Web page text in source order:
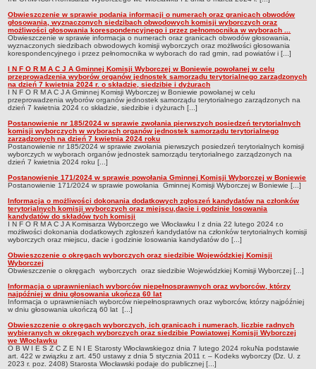
Rejestry i ewidencje
Rejestr działalności regulowanej
Ewidencja udzielonych i cofniętych zezwoleń na prowadzenie
Zbiorowego Zaopatrzenia w Wodę i Zbiorowego Odprowadzania
Ścieków
Rejestr Instytucji Kultury
Zestawienie przedsiębiorców w zakresie opróżniania zbiorników
bezodpływowych lub osadników
AKTUALNOŚCI GMINY BONIEWO
FINANSE GMINY
Majątek gminy
Budżet
sprawozdania z wykonania budżetu
Plan postępowań na 2026 rok
Plan postępowań o udzielenie zamówień na rok 2025
Plan postępowań na rok 2024
Plan postępowań o udzielenie zamówień na rok 2023
Plan postępowań o udzielenie zamówień na rok 2022
Plan postępowań w 2021 roku
Plan postępowań o udzielenie zamówień w 2020 roku
Plan postępowań o udzielenie zamówień na 2019
Obwieszczenie w sprawie podania informacji o numerach oraz granicach obwodów
głosowania, wyznaczonych siedzibach obwodowych komisji wyborczych oraz
możliwości głosowania korespondencyjnego i przez pełnomocnika w wyborach ...
Obwieszczenie w sprawie informacja o numerach oraz granicach obwodów głosowania,
wyznaczonych siedzibach obwodowych komisji wyborczych oraz możliwości głosowania
korespondencyjnego i przez pełnomocnika w wyborach do rad gmin, rad powiatów i [...]
I N F O R M A C J A Gminnej Komisji Wyborczej w Boniewie powołanej w celu
przeprowadzenia wyborów organów jednostek samorządu terytorialnego zarządzonych
na dzień 7 kwietnia 2024 r. o składzie, siedzibie i dyżurach
I N F O R M A C J A Gminnej Komisji Wyborczej w Boniewie powołanej w celu
przeprowadzenia wyborów organów jednostek samorządu terytorialnego zarządzonych na
dzień 7 kwietnia 2024 r.o składzie, siedzibie i dyżurach [...]
Postanowienie nr 185/2024 w sprawie zwołania pierwszych posiedzeń terytorialnych
komisji wyborczych w wyborach organów jednostek samorządu terytorialnego
zarządzonych na dzień 7 kwietnia 2024 roku
Postanowienie nr 185/2024 w sprawie zwołania pierwszych posiedzeń terytorialnych komisji
wyborczych w wyborach organów jednostek samorządu terytorialnego zarządzonych na
dzień 7 kwietnia 2024 roku [...]
Postanowienie 171/2024 w sprawie powołania Gminnej Komisji Wyborczej w Boniewie
Postanowienie 171/2024 w sprawie powołania Gminnej Komisji Wyborczej w Boniewie [...]
Informacja o możliwości dokonania dodatkowych zgłoszeń kandydatów na członków
terytorialnych komisji wyborczych oraz miejscu,dacie i godzinie losowania
kandydatów do składów tych komisji
I N F O R M A C J A Komisarza Wyborczego we Włocławku I z dnia 22 lutego 2024 r.o
możliwości dokonania dodatkowych zgłoszeń kandydatów na członków terytorialnych komisji
wyborczych oraz miejscu, dacie i godzinie losowania kandydatów do [...]
Obwieszczenie o okręgach wyborczych oraz siedzibie Wojewódzkiej Komisji
Wyborczej
Obwieszczenie o okręgach wyborczych oraz siedzibie Wojewódzkiej Komisji Wyborczej [...]
Informacja o uprawnieniach wyborców niepełnosprawnych oraz wyborców, którzy
najpóźniej w dniu głosowania ukończą 60 lat
Informacja o uprawnieniach wyborców niepełnosprawnych oraz wyborców, którzy najpóźniej
w dniu głosowania ukończą 60 lat [...]
Obwieszczenie o okręgach wyborczych, ich granicach i numerach, liczbie radnych
wybieranych w okręgach wyborczych oraz siedzibie Powiatowej Komisji Wyborczej
we Włocławku
O B W I E S Z C Z E N I E Starosty Włocławskiegoz dnia 7 lutego 2024 rokuNa podstawie
art. 422 w związku z art. 450 ustawy z dnia 5 stycznia 2011 r. – Kodeks wyborczy (Dz. U. z
2023 r. poz. 2408) Starosta Włocławski podaje do publicznej [...]